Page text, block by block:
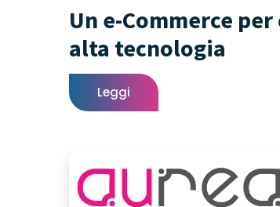
Un e-Commerce
alta tecnologia
Leggi